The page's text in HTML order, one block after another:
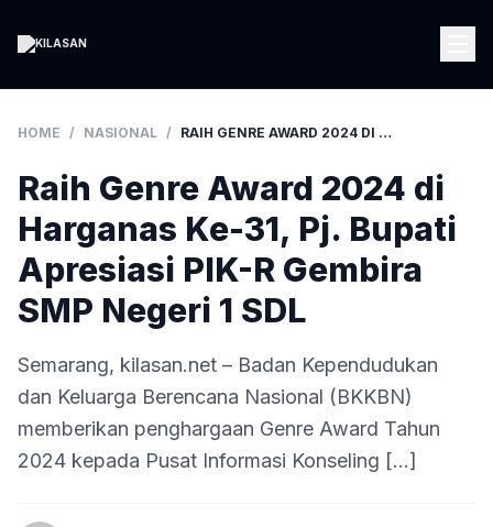
HOME / NASIONAL / RAIH GENRE AWARD 2024 DI HARGANAS KE-31, PJ. BUPATI APRESIASI PIK-R GEMBIRA SMP NEGERI 1 SDL
Raih Genre Award 2024 di
Harganas Ke-31, Pj. Bupati
Apresiasi PIK-R Gembira
SMP Negeri 1 SDL
Semarang, kilasan.net – Badan Kependudukan
dan Keluarga Berencana Nasional (BKKBN)
memberikan penghargaan Genre Award Tahun
2024 kepada Pusat Informasi Konseling […]